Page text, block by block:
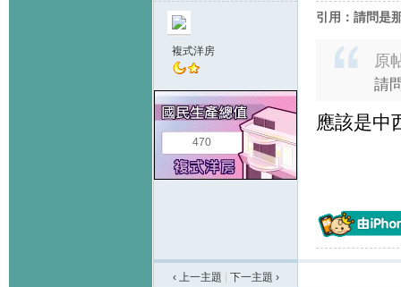
複式洋房
470
引用：請問是
原
請
應該是中
‹ 上一主題 下一主題 ›